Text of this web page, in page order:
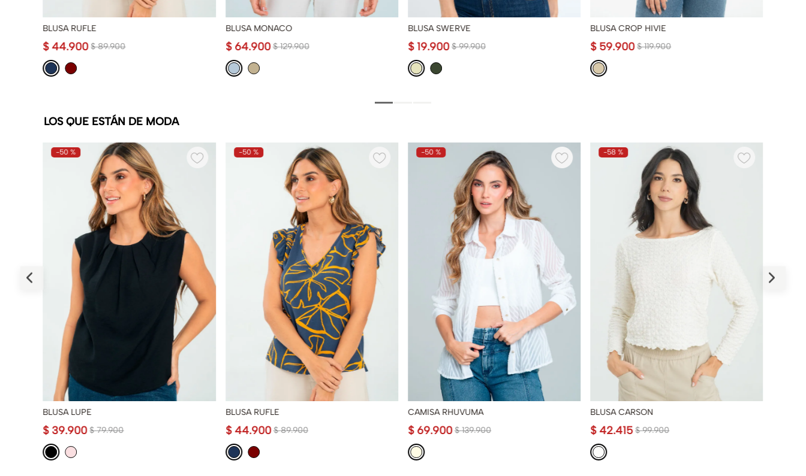
BLUSA RUFLE
$ 89.900
$ 44.900
BLUSA MONACO
$ 129.900
$ 64.900
BLUSA SWERVE
$ 99.900
$ 19.900
BLUSA CROP HIVIE
$ 119.900
$ 59.900
LOS QUE ESTÁN DE MODA
-50 %
BLUSA LUPE
$ 79.900
$ 39.900
-50 %
BLUSA RUFLE
$ 89.900
$ 44.900
-50 %
CAMISA RHUVUMA
$ 139.900
$ 69.900
-58 %
BLUSA CARSON
$ 99.900
$ 42.415